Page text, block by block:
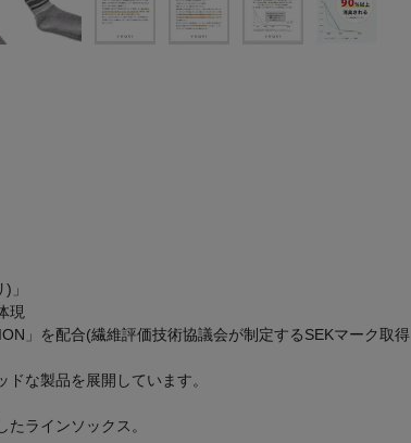
」
現
」を配合(繊維評価技術協議会が制定するSEKマーク取得
な製品を展開しています。
ラインソックス。